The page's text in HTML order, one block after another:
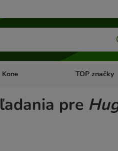
menu: Vtáky
Kone Otvoriť menu:
TOP značky
pre